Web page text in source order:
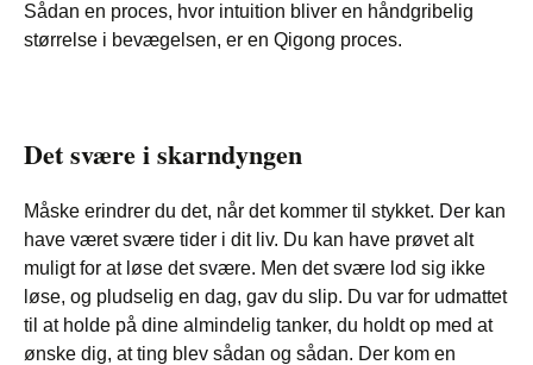
Sådan en proces, hvor intuition bliver en håndgribelig
størrelse i bevægelsen, er en Qigong proces.
Det svære i skarndyngen
Måske erindrer du det, når det kommer til stykket. Der kan
have været svære tider i dit liv. Du kan have prøvet alt
muligt for at løse det svære. Men det svære lod sig ikke
løse, og pludselig en dag, gav du slip. Du var for udmattet
til at holde på dine almindelig tanker, du holdt op med at
ønske dig, at ting blev sådan og sådan. Der kom en